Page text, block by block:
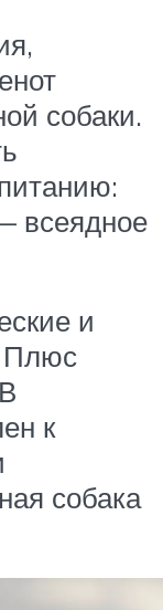
собаки.
всеядное
и
Плюс
к
собака